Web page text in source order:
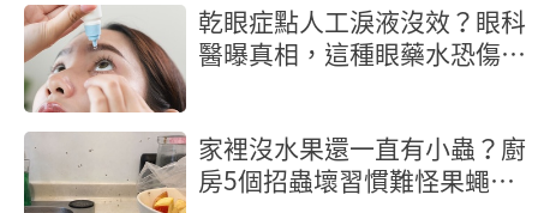
乾眼症點人工淚液沒效？眼科
醫曝真相，這種眼藥水恐傷角
家裡沒水果還一直有小蟲？廚
房5個招蟲壞習慣難怪果蠅殺